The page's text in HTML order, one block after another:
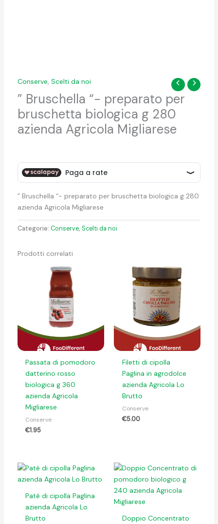
Conserve, Scelti da noi
” Bruschella “- preparato per
bruschetta biologica g 280
azienda Agricola Migliarese
” Bruschella “- preparato per bruschetta biologica g 280
azienda Agricola Migliarese
Categorie: Conserve, Scelti da noi
Prodotti correlati
Passata di pomodoro
datterino rosso
biologica g 360
azienda Agricola
Migliarese
Conserve
€1.95
Filetti di cipolla
Paglina in agrodolce
azienda Agricola Lo
Brutto
Conserve
€5.00
Paté di cipolla Paglina
azienda Agricola Lo
Brutto
Doppio Concentrato